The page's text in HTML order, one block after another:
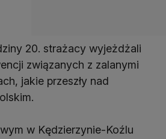
20. strażacy wyjeżdżali
związanych z zalanymi
jakie przeszły nad
w Kędzierzynie-Koźlu